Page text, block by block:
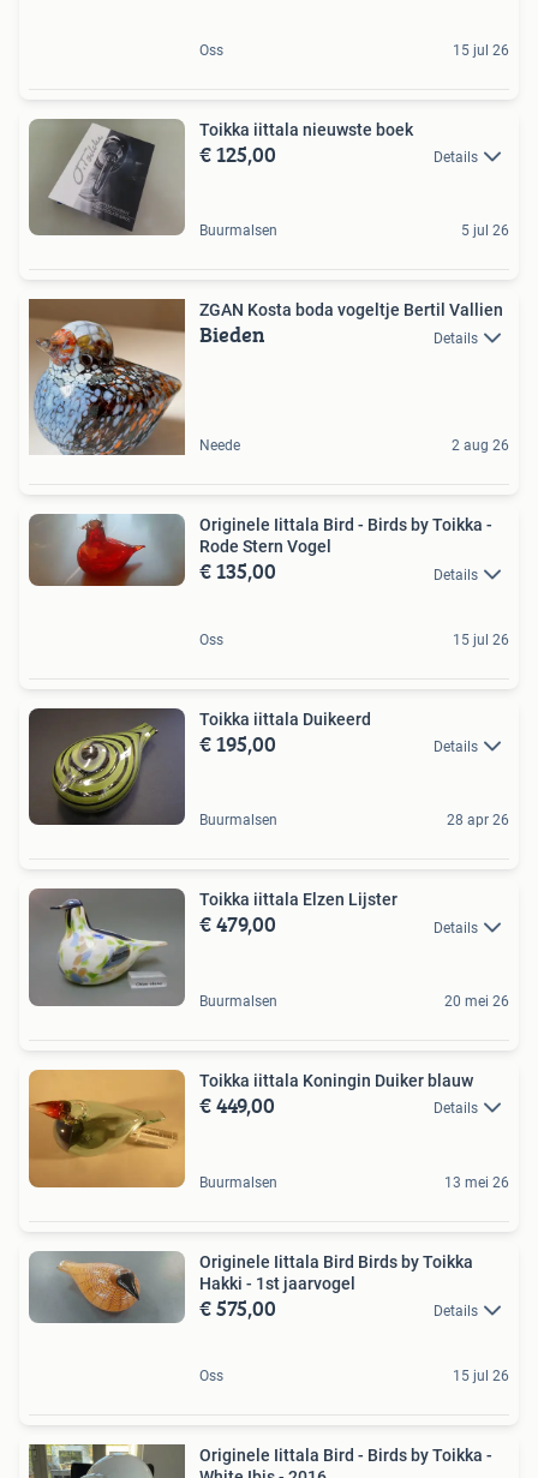
Oss 15 jul 26
Toikka iittala nieuwste boek
€ 125,00 Details
Buurmalsen 5 jul 26
ZGAN Kosta boda vogeltje Bertil Vallien
Bieden Details
Neede 2 aug 26
Originele Iittala Bird - Birds by Toikka -
Rode Stern Vogel
€ 135,00 Details
Oss 15 jul 26
Toikka iittala Duikeerd
€ 195,00 Details
Buurmalsen 28 apr 26
Toikka iittala Elzen Lijster
€ 479,00 Details
Buurmalsen 20 mei 26
Toikka iittala Koningin Duiker blauw
€ 449,00 Details
Buurmalsen 13 mei 26
Originele Iittala Bird Birds by Toikka
Hakki - 1st jaarvogel
€ 575,00 Details
Oss 15 jul 26
Originele Iittala Bird - Birds by Toikka -